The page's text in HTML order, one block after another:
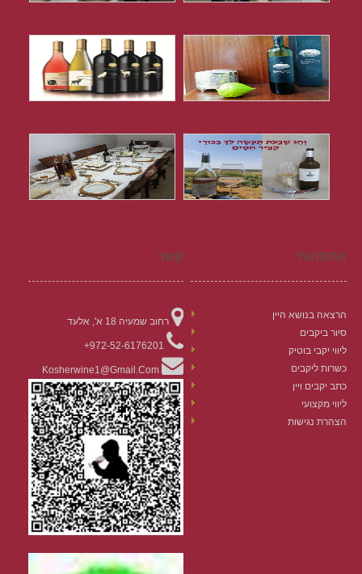
התמחות
הרצאה בנושא היין
סיור ביקבים
ליווי יקבי בוטיק
כשרות ליקבים
כתב יקבים ויין
ליווי מקצועי
הצהרת נגישות
קשר
רחוב שמעיה 18 א', אלעד
972-52-6176201+
Kosherwine1@gmail.com